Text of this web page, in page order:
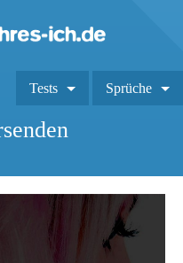
Tests Sprüche